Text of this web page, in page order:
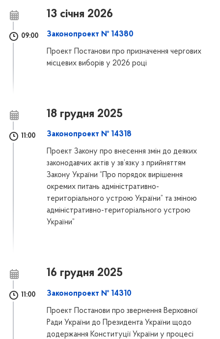
13 січня 2026
09:00 Законопроект № 14380
Проект Постанови про призначення чергових
місцевих виборів у 2026 році
18 грудня 2025
11:00 Законопроект № 14318
Проект Закону про внесення змін до деяких
законодавчих актів у зв’язку з прийняттям
Закону України “Про порядок вирішення
окремих питань адміністративно-
територіального устрою України” та зміною
адміністративно-територіального устрою
України”
16 грудня 2025
11:00 Законопроект № 14310
Проект Постанови про звернення Верховної
Ради України до Президента України щодо
додержання Конституції України у процесі